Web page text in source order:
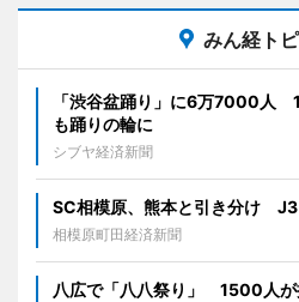
みん経ト
「渋谷盆踊り」に6万7000人
も踊りの輪に
シブヤ経済新聞
SC相模原、熊本と引き分け J3
相模原町田経済新聞
八広で「八八祭り」 1500人が